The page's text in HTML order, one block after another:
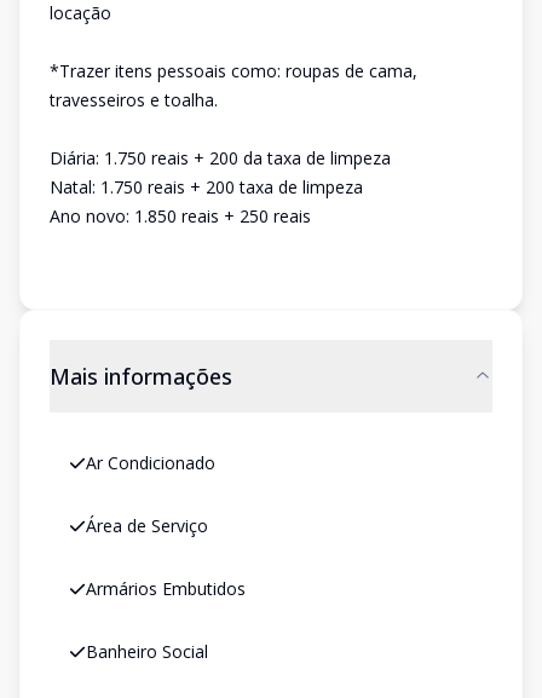
locação
*Trazer itens pessoais como: roupas de cama,
travesseiros e toalha.
Diária: 1.750 reais + 200 da taxa de limpeza
Natal: 1.750 reais + 200 taxa de limpeza
Ano novo: 1.850 reais + 250 reais
Mais informações
Ar Condicionado
Área de Serviço
Armários Embutidos
Banheiro Social